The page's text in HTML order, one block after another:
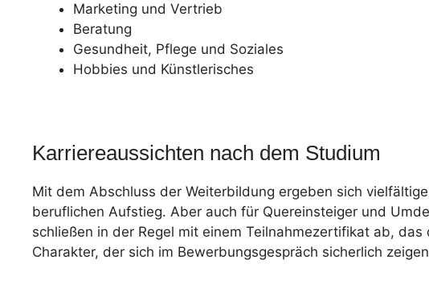
Marketing und Vertrieb
Beratung
Gesundheit, Pflege und Soziales
Hobbies und Künstlerisches
Karriereaussichten nach dem Studium
Mit dem Abschluss der Weiterbildung ergeben sich
beruflichen Aufstieg. Aber auch für Quereinsteiger und
schließen in der Regel mit einem Teilnahmezertifikat ab,
Charakter, der sich im Bewerbungsgespräch sicherlich